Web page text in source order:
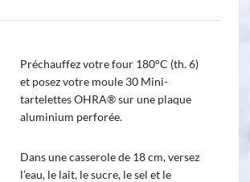
Préchauffez votre four 180°C (th. 6)
et posez votre moule 30 Mini-
tartelettes OHRA® sur une plaque
aluminium perforée.
Dans une casserole de 18 cm, versez
l’eau, le lait, le sucre, le sel et le